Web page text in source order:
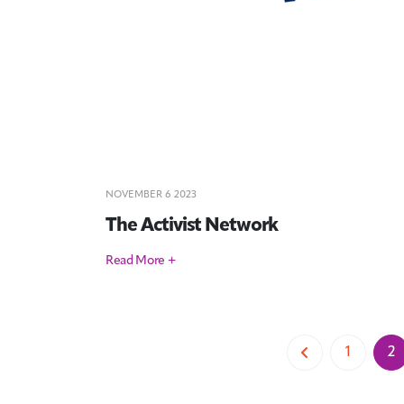
NOVEMBER 6 2023
The Activist Network
Read More +
1 2